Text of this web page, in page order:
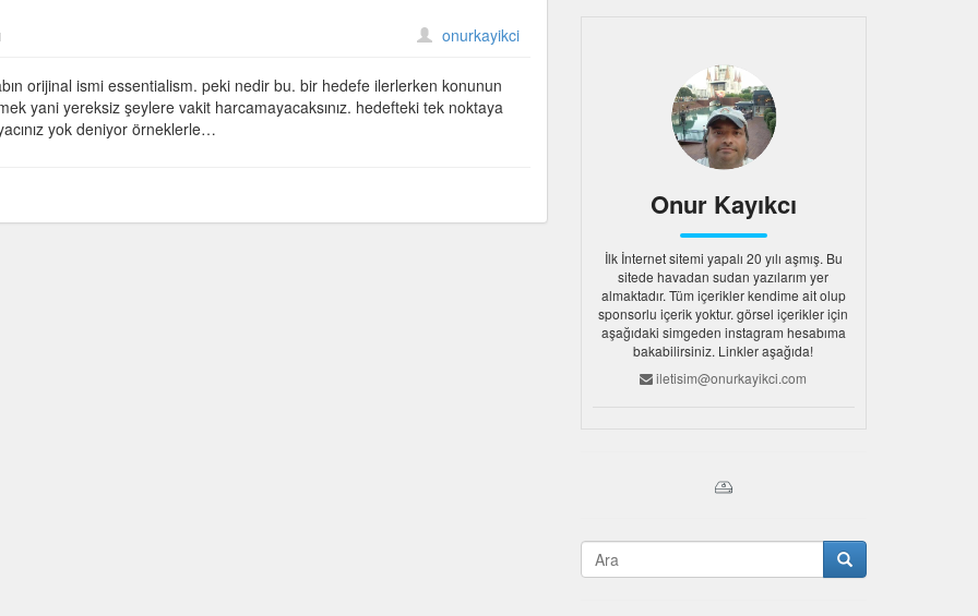
onurkayikci
orijinal ismi essentialism. peki nedir bu. bir hedefe ilerlerken konunun
yani yereksiz şeylere vakit harcamayacaksınız. hedefteki tek noktaya
yok deniyor örneklerle…
Onur Kayıkcı
İlk İnternet sitemi yapalı 20 yılı aşmış. Bu
sitede havadan sudan yazılarım yer
almaktadır. Tüm içerikler kendime ait olup
sponsorlu içerik yoktur. görsel içerikler için
aşağıdaki simgeden instagram hesabıma
bakabilirsiniz. Linkler aşağıda!
iletisim@onurkayikci.com